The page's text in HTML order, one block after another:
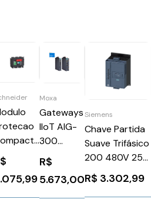
160
3P
440V
Moxa
Gateways
IIoT AIG-
300
Series
R$
5.673,00
Siemens
Chave Partida
Suave Trifásico
200 480V 25A
24V
3RW52151AC04
Siemens
R$ 3.302,99